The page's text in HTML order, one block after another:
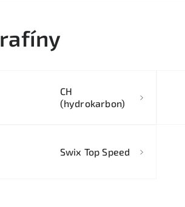
CH
(hydrokarbon)
Swix Top Speed